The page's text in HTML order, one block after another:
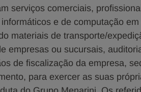
serviços comerciais,
e de computação
materiais de transporte/
empresas ou sucursais,
de fiscalização da empresa,
para exercer as suas